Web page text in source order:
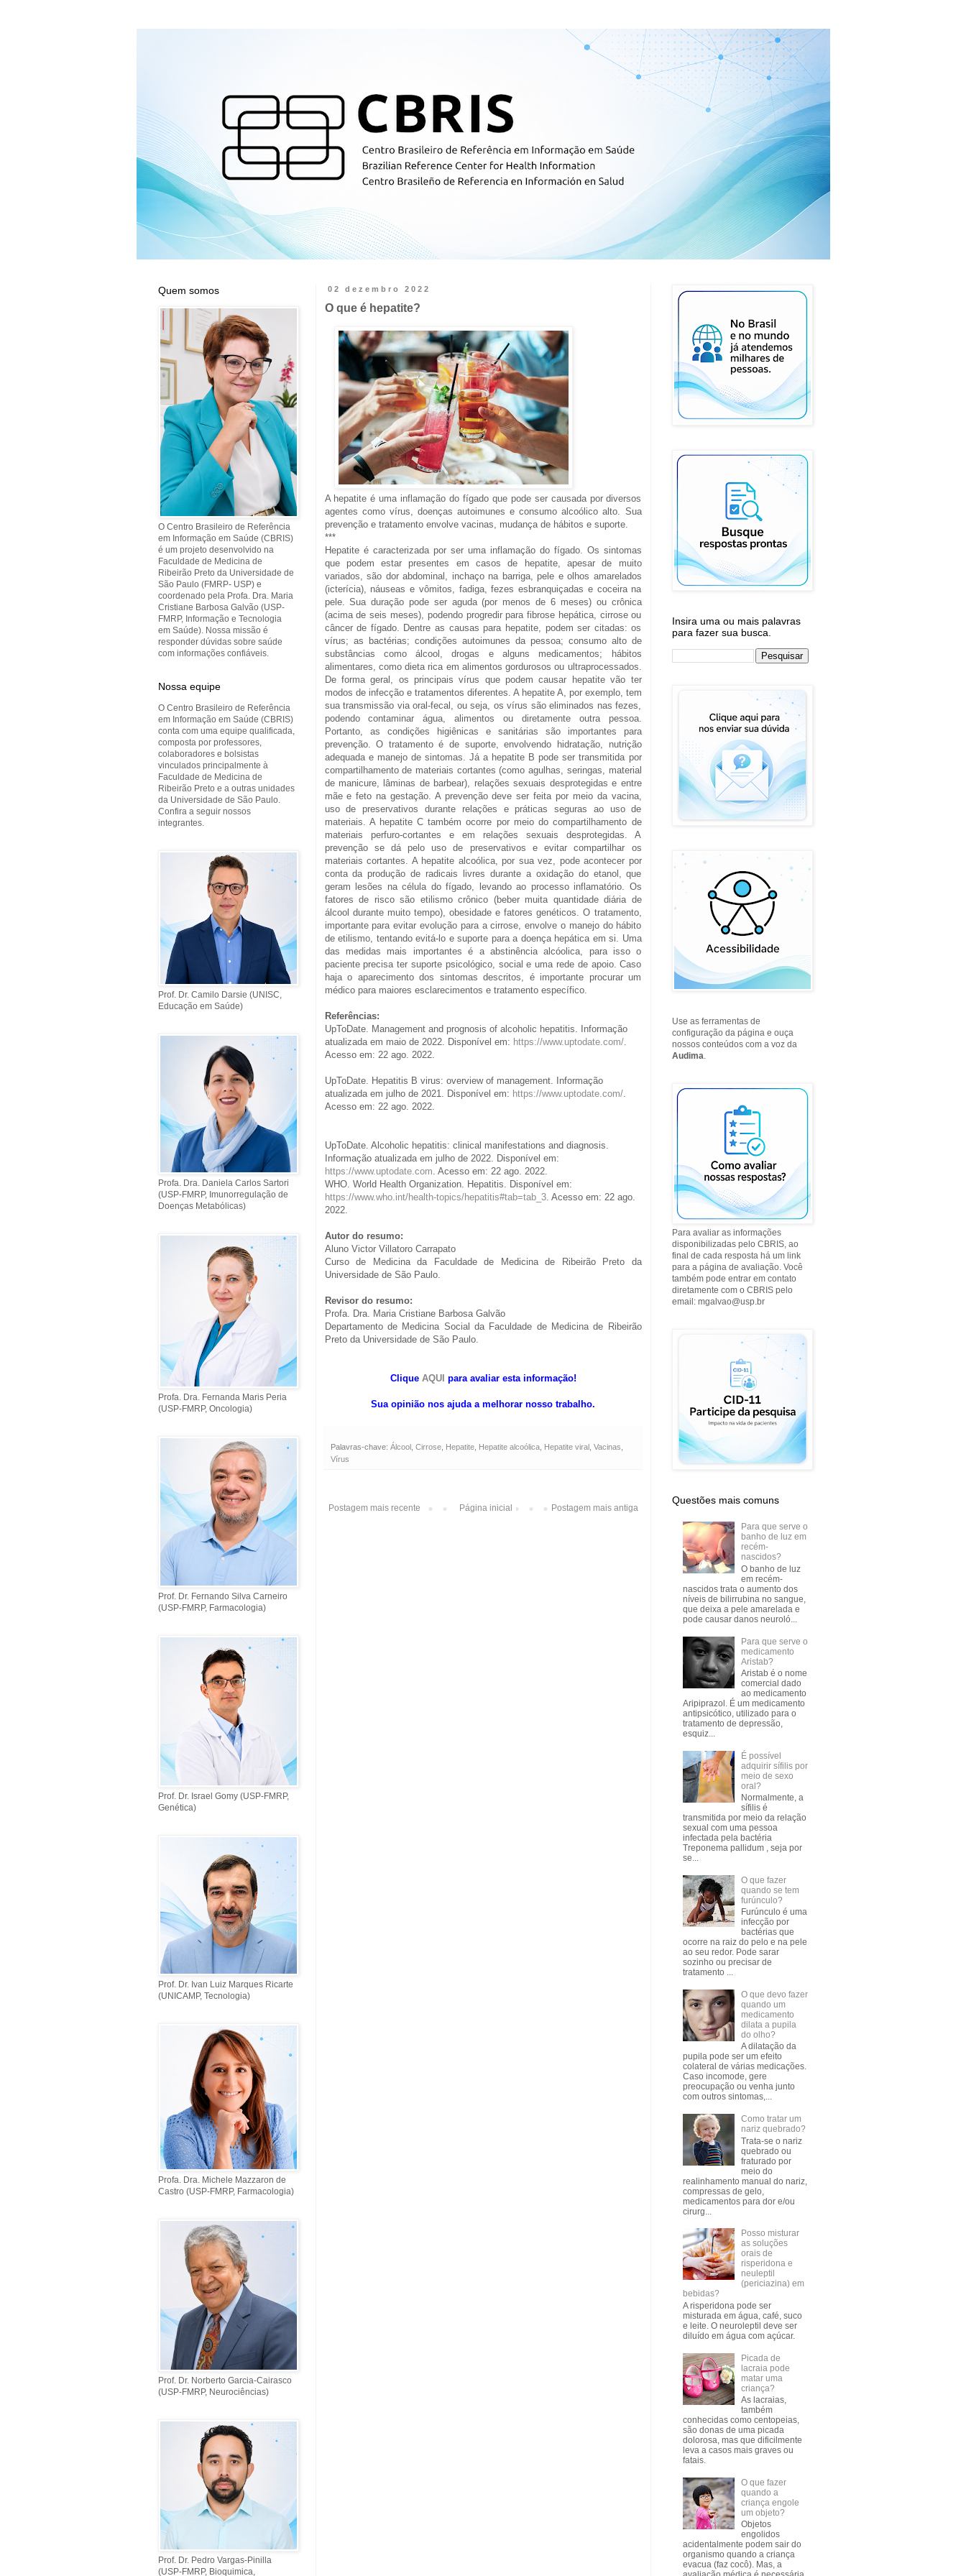
02 dezembro 2022
O que é hepatite?
A hepatite é uma inflamação do fígado que pode ser causada por diversos
agentes como vírus, doenças autoimunes e consumo alcoólico alto. Sua
prevenção e tratamento envolve vacinas, mudança de hábitos e suporte.
***
Hepatite é caracterizada por ser uma inflamação do fígado. Os sintomas
que podem estar presentes em casos de hepatite, apesar de muito
variados, são dor abdominal, inchaço na barriga, pele e olhos amarelados
(icterícia), náuseas e vômitos, fadiga, fezes esbranquiçadas e coceira na
pele. Sua duração pode ser aguda (por menos de 6 meses) ou crônica
(acima de seis meses), podendo progredir para fibrose hepática, cirrose ou
câncer de fígado. Dentre as causas para hepatite, podem ser citadas: os
vírus; as bactérias; condições autoimunes da pessoa; consumo alto de
substâncias como álcool, drogas e alguns medicamentos; hábitos
alimentares, como dieta rica em alimentos gordurosos ou ultraprocessados.
De forma geral, os principais vírus que podem causar hepatite vão ter
modos de infecção e tratamentos diferentes. A hepatite A, por exemplo, tem
sua transmissão via oral-fecal, ou seja, os vírus são eliminados nas fezes,
podendo contaminar água, alimentos ou diretamente outra pessoa.
Portanto, as condições higiênicas e sanitárias são importantes para
prevenção. O tratamento é de suporte, envolvendo hidratação, nutrição
adequada e manejo de sintomas. Já a hepatite B pode ser transmitida por
compartilhamento de materiais cortantes (como agulhas, seringas, material
de manicure, lâminas de barbear), relações sexuais desprotegidas e entre
mãe e feto na gestação. A prevenção deve ser feita por meio da vacina,
uso de preservativos durante relações e práticas seguras ao uso de
materiais. A hepatite C também ocorre por meio do compartilhamento de
materiais perfuro-cortantes e em relações sexuais desprotegidas. A
prevenção se dá pelo uso de preservativos e evitar compartilhar os
materiais cortantes. A hepatite alcoólica, por sua vez, pode acontecer por
conta da produção de radicais livres durante a oxidação do etanol, que
geram lesões na célula do fígado, levando ao processo inflamatório. Os
fatores de risco são etilismo crônico (beber muita quantidade diária de
álcool durante muito tempo), obesidade e fatores genéticos. O tratamento,
importante para evitar evolução para a cirrose, envolve o manejo do hábito
de etilismo, tentando evitá-lo e suporte para a doença hepática em si. Uma
das medidas mais importantes é a abstinência alcóolica, para isso o
paciente precisa ter suporte psicológico, social e uma rede de apoio. Caso
haja o aparecimento dos sintomas descritos, é importante procurar um
médico para maiores esclarecimentos e tratamento específico.
Referências:
UpToDate. Management and prognosis of alcoholic hepatitis. Informação
atualizada em maio de 2022. Disponível em: https://www.uptodate.com/.
Acesso em: 22 ago. 2022.
UpToDate. Hepatitis B virus: overview of management. Informação
atualizada em julho de 2021. Disponível em: https://www.uptodate.com/.
Acesso em: 22 ago. 2022.
UpToDate. Alcoholic hepatitis: clinical manifestations and diagnosis.
Informação atualizada em julho de 2022. Disponível em:
https://www.uptodate.com. Acesso em: 22 ago. 2022.
WHO. World Health Organization. Hepatitis. Disponível em:
https://www.who.int/health-topics/hepatitis#tab=tab_3. Acesso em: 22 ago.
2022.
Autor do resumo:
Aluno Victor Villatoro Carrapato
Curso de Medicina da Faculdade de Medicina de Ribeirão Preto da
Universidade de São Paulo.
Revisor do resumo:
Profa. Dra. Maria Cristiane Barbosa Galvão
Departamento de Medicina Social da Faculdade de Medicina de Ribeirão
Preto da Universidade de São Paulo.
Clique AQUI para avaliar esta informação!
Sua opinião nos ajuda a melhorar nosso trabalho.
Palavras-chave: Álcool, Cirrose, Hepatite, Hepatite alcoólica, Hepatite viral, Vacinas
Vírus
Postagem mais recente Postagem mais antiga
Página inicial
Quem somos
O Centro Brasileiro de Referência
em Informação em Saúde (CBRIS)
é um projeto desenvolvido na
Faculdade de Medicina de
Ribeirão Preto da Universidade de
São Paulo (FMRP- USP) e
coordenado pela Profa. Dra. Maria
Cristiane Barbosa Galvão (USP-
FMRP, Informação e Tecnologia
em Saúde). Nossa missão é
responder dúvidas sobre saúde
com informações confiáveis.
Nossa equipe
O Centro Brasileiro de Referência
em Informação em Saúde (CBRIS)
conta com uma equipe qualificada,
composta por professores,
colaboradores e bolsistas
vinculados principalmente à
Faculdade de Medicina de
Ribeirão Preto e a outras unidades
da Universidade de São Paulo.
Confira a seguir nossos
integrantes.
Prof. Dr. Camilo Darsie (UNISC,
Educação em Saúde)
Profa. Dra. Daniela Carlos Sartori
(USP-FMRP, Imunorregulação de
Doenças Metabólicas)
Profa. Dra. Fernanda Maris Peria
(USP-FMRP, Oncologia)
Prof. Dr. Fernando Silva Carneiro
(USP-FMRP, Farmacologia)
Prof. Dr. Israel Gomy (USP-FMRP,
Genética)
Prof. Dr. Ivan Luiz Marques Ricarte
(UNICAMP, Tecnologia)
Profa. Dra. Michele Mazzaron de
Castro (USP-FMRP, Farmacologia)
Prof. Dr. Norberto Garcia-Cairasco
(USP-FMRP, Neurociências)
Prof. Dr. Pedro Vargas-Pinilla
(USP-FMRP, Bioquimica,
Insira uma ou mais palavras
para fazer sua busca.
Use as ferramentas de
configuração da página e ouça
nossos conteúdos com a voz da
Audima.
Para avaliar as informações
disponibilizadas pelo CBRIS, ao
final de cada resposta há um link
para a página de avaliação. Você
também pode entrar em contato
diretamente com o CBRIS pelo
email: mgalvao@usp.br
Questões mais comuns
Para que serve o
banho de luz em
recém-
nascidos?
O banho de luz
em recém-
nascidos trata o aumento dos
níveis de bilirrubina no sangue,
que deixa a pele amarelada e
pode causar danos neuroló...
Para que serve o
medicamento
Aristab?
Aristab é o nome
comercial dado
ao medicamento
Aripiprazol. É um medicamento
antipsicótico, utilizado para o
tratamento de depressão,
esquiz...
É possível
adquirir sífilis por
meio de sexo
oral?
Normalmente, a
sífilis é
transmitida por meio da relação
sexual com uma pessoa
infectada pela bactéria
Treponema pallidum , seja por
se...
O que fazer
quando se tem
furúnculo?
Furúnculo é uma
infecção por
bactérias que
ocorre na raiz do pelo e na pele
ao seu redor. Pode sarar
sozinho ou precisar de
tratamento ...
O que devo fazer
quando um
medicamento
dilata a pupila
do olho?
A dilatação da
pupila pode ser um efeito
colateral de várias medicações.
Caso incomode, gere
preocupação ou venha junto
com outros sintomas,...
Como tratar um
nariz quebrado?
Trata-se o nariz
quebrado ou
fraturado por
meio do
realinhamento manual do nariz,
compressas de gelo,
medicamentos para dor e/ou
cirurg...
Posso misturar
as soluções
orais de
risperidona e
neuleptil
(periciazina) em
bebidas?
A risperidona pode ser
misturada em água, café, suco
e leite. O neuroleptil deve ser
diluído em água com açúcar.
Picada de
lacraia pode
matar uma
criança?
As lacraias,
também
conhecidas como centopeias,
são donas de uma picada
dolorosa, mas que dificilmente
leva a casos mais graves ou
fatais.
O que fazer
quando a
criança engole
um objeto?
Objetos
engolidos
acidentalmente podem sair do
organismo quando a criança
evacua (faz cocô). Mas, a